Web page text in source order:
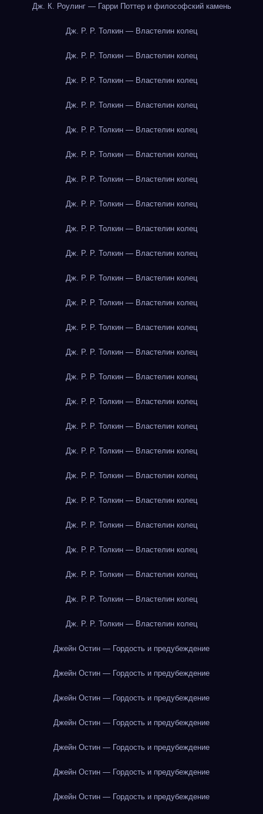
Дж. К. Роулинг — Гарри Поттер и философский камень
Дж. Р. Р. Толкин — Властелин колец
Дж. Р. Р. Толкин — Властелин колец
Дж. Р. Р. Толкин — Властелин колец
Дж. Р. Р. Толкин — Властелин колец
Дж. Р. Р. Толкин — Властелин колец
Дж. Р. Р. Толкин — Властелин колец
Дж. Р. Р. Толкин — Властелин колец
Дж. Р. Р. Толкин — Властелин колец
Дж. Р. Р. Толкин — Властелин колец
Дж. Р. Р. Толкин — Властелин колец
Дж. Р. Р. Толкин — Властелин колец
Дж. Р. Р. Толкин — Властелин колец
Дж. Р. Р. Толкин — Властелин колец
Дж. Р. Р. Толкин — Властелин колец
Дж. Р. Р. Толкин — Властелин колец
Дж. Р. Р. Толкин — Властелин колец
Дж. Р. Р. Толкин — Властелин колец
Дж. Р. Р. Толкин — Властелин колец
Дж. Р. Р. Толкин — Властелин колец
Дж. Р. Р. Толкин — Властелин колец
Дж. Р. Р. Толкин — Властелин колец
Дж. Р. Р. Толкин — Властелин колец
Дж. Р. Р. Толкин — Властелин колец
Дж. Р. Р. Толкин — Властелин колец
Дж. Р. Р. Толкин — Властелин колец
Джейн Остин — Гордость и предубеждение
Джейн Остин — Гордость и предубеждение
Джейн Остин — Гордость и предубеждение
Джейн Остин — Гордость и предубеждение
Джейн Остин — Гордость и предубеждение
Джейн Остин — Гордость и предубеждение
Джейн Остин — Гордость и предубеждение